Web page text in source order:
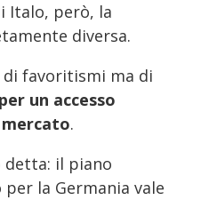
Italo, però, la
diversa.
favoritismi ma di
un accesso
.
detta: il piano
la Germania vale